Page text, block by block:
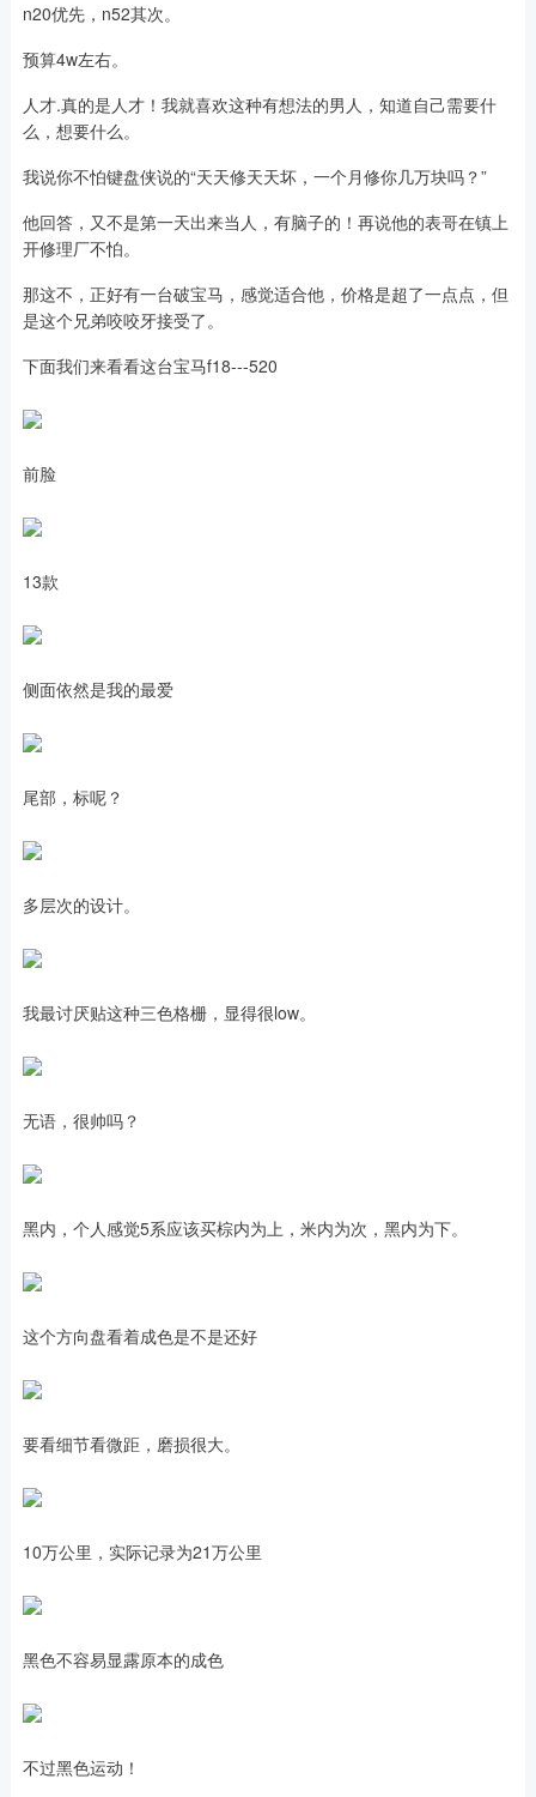
n20优先，n52其次。
预算4w左右。
人才.真的是人才！我就喜欢这种有想法的男人，知道自己需要什
么，想要什么。
我说你不怕键盘侠说的“天天修天天坏，一个月修你几万块吗？”
他回答，又不是第一天出来当人，有脑子的！再说他的表哥在镇上
开修理厂不怕。
那这不，正好有一台破宝马，感觉适合他，价格是超了一点点，但
是这个兄弟咬咬牙接受了。
下面我们来看看这台宝马f18---520
前脸
13款
侧面依然是我的最爱
尾部，标呢？
多层次的设计。
我最讨厌贴这种三色格栅，显得很low。
无语，很帅吗？
黑内，个人感觉5系应该买棕内为上，米内为次，黑内为下。
这个方向盘看着成色是不是还好
要看细节看微距，磨损很大。
10万公里，实际记录为21万公里
黑色不容易显露原本的成色
不过黑色运动！